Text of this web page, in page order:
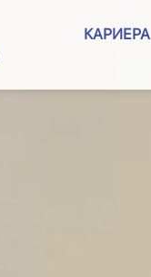
КАРИЕРА